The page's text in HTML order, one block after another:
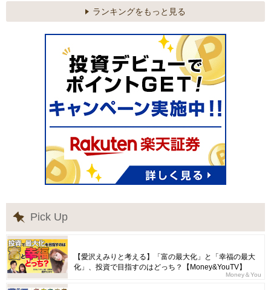
ランキングをもっと見る
Pick Up
【愛沢えみりと考える】「富の最大化」と「幸福の最大
化」、投資で目指すのはどっち？【Money&YouTV】
Money＆You